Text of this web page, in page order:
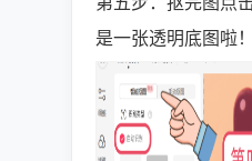
是一张透明底图啦